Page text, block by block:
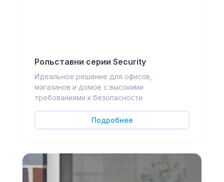
Рольставни серии Security
Идеальное решение для офисов,
магазинов и домов с высокими
требованиями к безопасности
Подробнее